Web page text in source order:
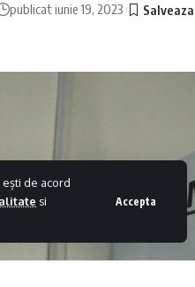
de acord
si
Accepta
publicat iunie 19, 2023